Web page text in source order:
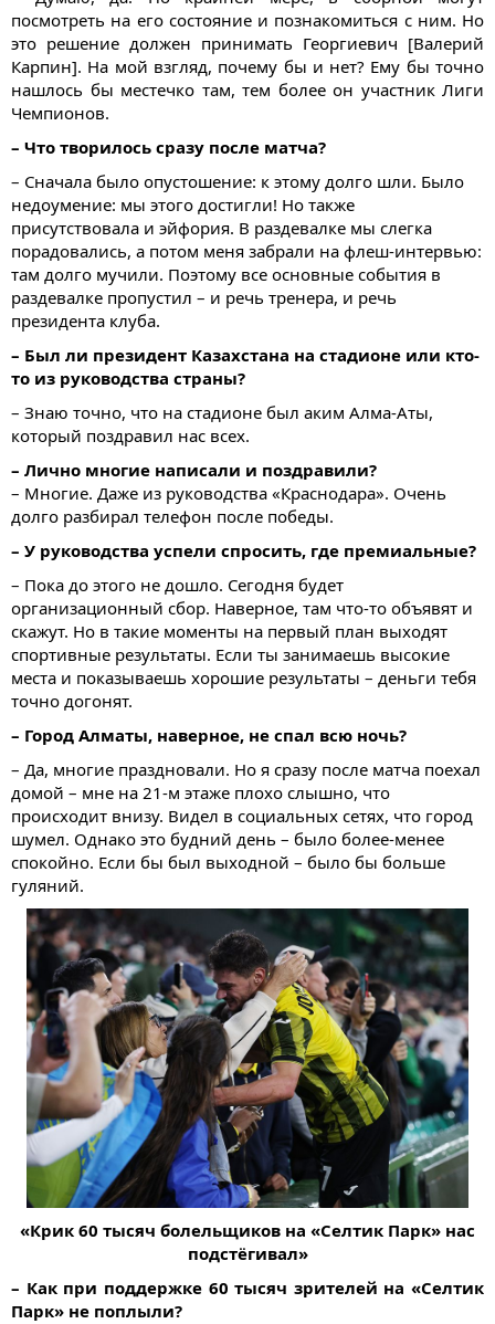
посмотреть на его состояние и познакомиться с ним. Но
это решение должен принимать Георгиевич [Валерий
Карпин]. На мой взгляд, почему бы и нет? Ему бы точно
нашлось бы местечко там, тем более он участник Лиги
Чемпионов.
– Что творилось сразу после матча?
– Сначала было опустошение: к этому долго шли. Было
недоумение: мы этого достигли! Но также
присутствовала и эйфория. В раздевалке мы слегка
порадовались, а потом меня забрали на флеш-интервью:
там долго мучили. Поэтому все основные события в
раздевалке пропустил – и речь тренера, и речь
президента клуба.
– Был ли президент Казахстана на стадионе или кто-
то из руководства страны?
– Знаю точно, что на стадионе был аким Алма-Аты,
который поздравил нас всех.
– Лично многие написали и поздравили?
– Многие. Даже из руководства «Краснодара». Очень
долго разбирал телефон после победы.
– У руководства успели спросить, где премиальные?
– Пока до этого не дошло. Сегодня будет
организационный сбор. Наверное, там что-то объявят и
скажут. Но в такие моменты на первый план выходят
спортивные результаты. Если ты занимаешь высокие
места и показываешь хорошие результаты – деньги тебя
точно догонят.
– Город Алматы, наверное, не спал всю ночь?
– Да, многие праздновали. Но я сразу после матча поехал
домой – мне на 21-м этаже плохо слышно, что
происходит внизу. Видел в социальных сетях, что город
шумел. Однако это будний день – было более-менее
спокойно. Если бы был выходной – было бы больше
гуляний.
«Крик 60 тысяч болельщиков на «Селтик Парк» нас
подстёгивал»
– Как при поддержке 60 тысяч зрителей на «Селтик
Парк» не поплыли?